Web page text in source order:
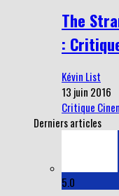
The
:
Kévin List
13 juin 2016
Critique
Derniers articles
5.0